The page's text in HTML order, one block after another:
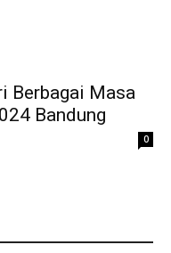
Berbagai Masa
Bandung
0